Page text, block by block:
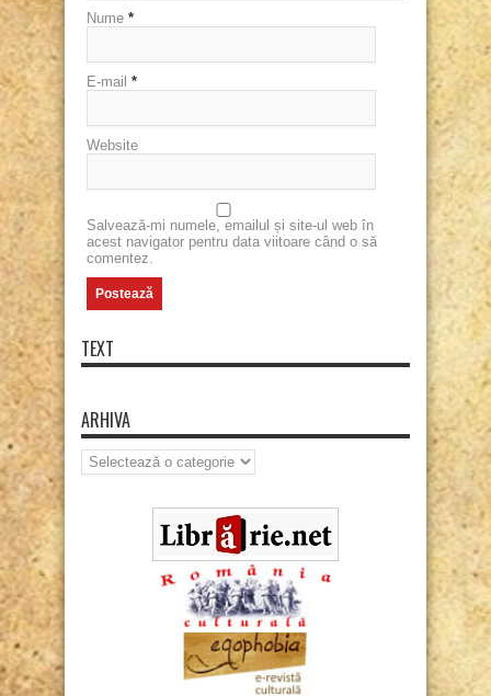
Nume *
E-mail *
Website
Salvează-mi numele, emailul și site-ul web în
acest navigator pentru data viitoare când o să
comentez.
TEXT
ARHIVA
Arhiva